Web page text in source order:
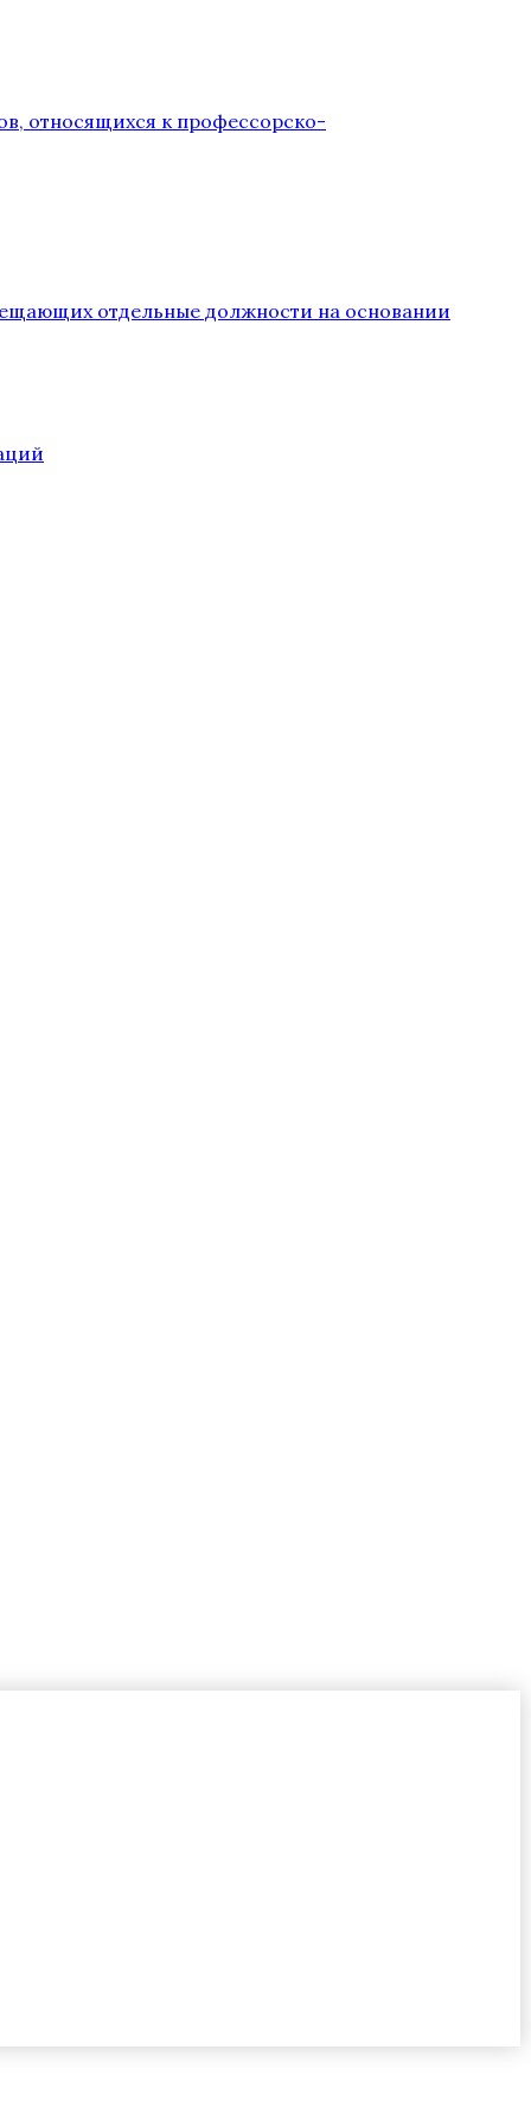
относящихся к профессорско-
отдельные должности на основании